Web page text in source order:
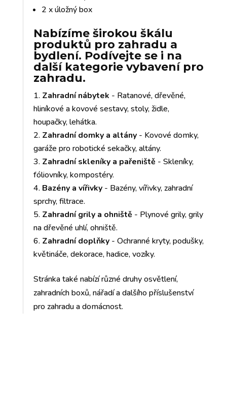
2 x úložný box
Nabízíme širokou škálu
produktů pro zahradu a
bydlení. Podívejte se i na
další kategorie vybavení pro
zahradu.
Zahradní nábytek - Ratanové, dřevěné,
hliníkové a kovové sestavy, stoly, židle,
houpačky, lehátka.
Zahradní domky a altány- Kovové domky,
garáže pro robotické sekačky, altány.
Zahradní skleníky a pařeniště - Skleníky,
fóliovníky, kompostéry.
Bazény a vířivky- Bazény, vířivky, zahradní
sprchy, filtrace.
Zahradní grily a ohniště - Plynové grily, grily
na dřevěné uhlí, ohniště.
Zahradní doplňky- Ochranné kryty, podušky,
květináče, dekorace, hadice, vozíky.
Stránka také nabízí různé druhy osvětlení,
zahradních boxů, nářadí a dalšího příslušenství
pro zahradu a domácnost.